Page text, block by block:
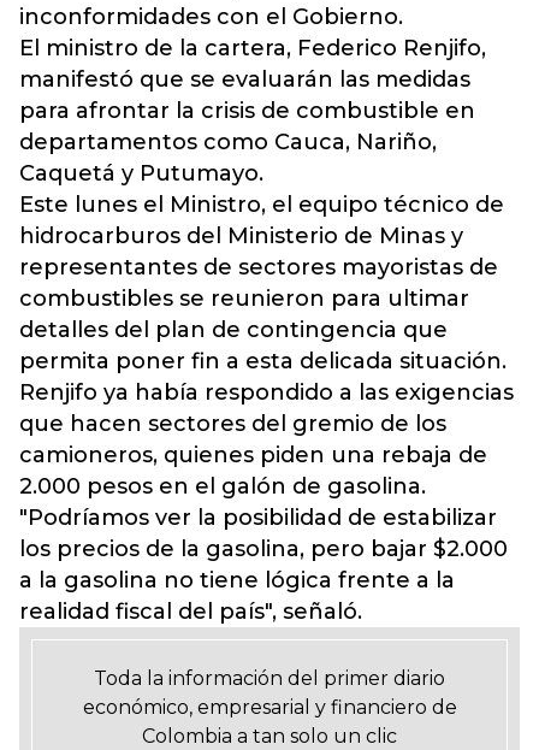
inconformidades con el Gobierno.
El ministro de la cartera, Federico Renjifo,
manifestó que se evaluarán las medidas
para afrontar la crisis de combustible en
departamentos como Cauca, Nariño,
Caquetá y Putumayo.
Este lunes el Ministro, el equipo técnico de
hidrocarburos del Ministerio de Minas y
representantes de sectores mayoristas de
combustibles se reunieron para ultimar
detalles del plan de contingencia que
permita poner fin a esta delicada situación.
Renjifo ya había respondido a las exigencias
que hacen sectores del gremio de los
camioneros, quienes piden una rebaja de
2.000 pesos en el galón de gasolina.
"Podríamos ver la posibilidad de estabilizar
los precios de la gasolina, pero bajar $2.000
a la gasolina no tiene lógica frente a la
realidad fiscal del país", señaló.
Toda la información del primer diario
económico, empresarial y financiero de
Colombia a tan solo un clic